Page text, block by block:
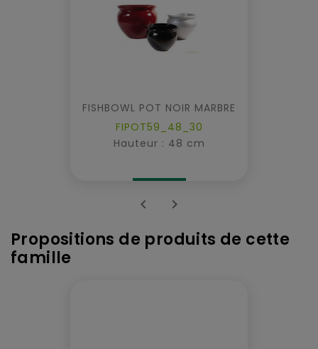
FISHBOWL POT NOIR MARBRE
FIPOT59_48_30
Hauteur : 48 cm
 
Propositions de produits de cette
famille